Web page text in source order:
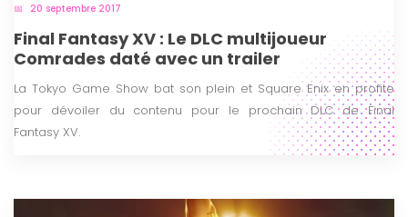
20 septembre 2017
Final Fantasy XV : Le DLC multijoueur
Comrades daté avec un trailer
La Tokyo Game Show bat son plein et Square Enix en profite
pour dévoiler du contenu pour le prochain DLC de Final
Fantasy XV.